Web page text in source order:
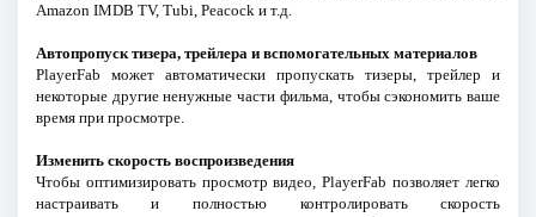
Amazon IMDB TV, Tubi, Peacock и т.д.
Автопропуск тизера, трейлера и вспомогательных материалов
PlayerFab может автоматически пропускать тизеры, трейлер и
некоторые другие ненужные части фильма, чтобы сэкономить ваше
время при просмотре.
Изменить скорость воспроизведения
Чтобы оптимизировать просмотр видео, PlayerFab позволяет легко
настраивать и полностью контролировать скорость